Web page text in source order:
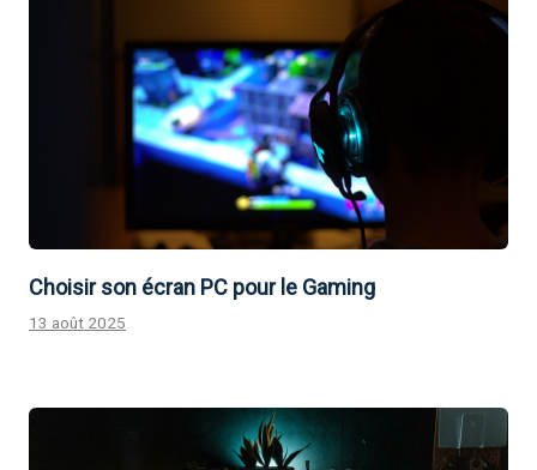
Choisir son écran PC pour le Gaming
13 août 2025